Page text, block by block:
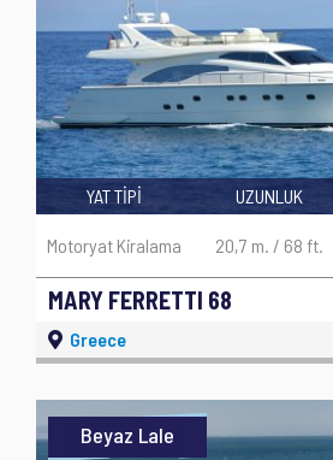
MARY FERRETTI 68
YAT TİPİ
Motoryat Kiralama
UZUNLUK
20,7 m. / 68 ft.
Greece
Beyaz Lale